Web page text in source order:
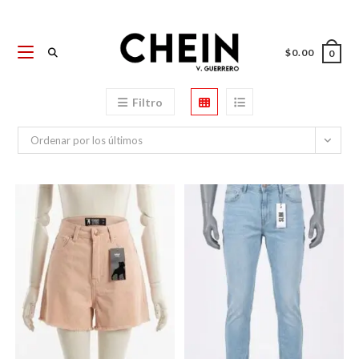
contenido
$0.00 0
Filtro
Ordenar por los últimos